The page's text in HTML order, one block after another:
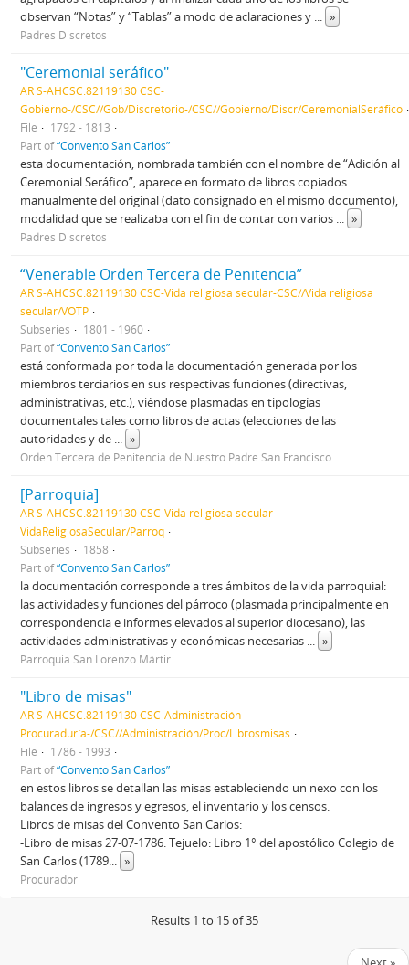
observan “Notas” y “Tablas” a modo de aclaraciones y ... »
Padres Discretos
"Ceremonial seráfico"
AR S-AHCSC.82119130 CSC-
Gobierno-/CSC//Gob/Discretorio-/CSC//Gobierno/Discr/CeremonialSeráfico
File
1792 - 1813
Part of“Convento San Carlos”
esta documentación, nombrada también con el nombre de “Adición al
Ceremonial Seráfico”, aparece en formato de libros copiados
manualmente del original (dato consignado en el mismo documento),
modalidad que se realizaba con el fin de contar con varios ... »
Padres Discretos
“Venerable Orden Tercera de Penitencia”
AR S-AHCSC.82119130 CSC-Vida religiosa secular-CSC//Vida religiosa
secular/VOTP
Subseries
1801 - 1960
Part of“Convento San Carlos”
está conformada por toda la documentación generada por los
miembros terciarios en sus respectivas funciones (directivas,
administrativas, etc.), viéndose plasmadas en tipologías
documentales tales como libros de actas (elecciones de las
autoridades y de ... »
Orden Tercera de Penitencia de Nuestro Padre San Francisco
[Parroquia]
AR S-AHCSC.82119130 CSC-Vida religiosa secular-
VidaReligiosaSecular/Parroq
Subseries
1858
Part of“Convento San Carlos”
la documentación corresponde a tres ámbitos de la vida parroquial:
las actividades y funciones del párroco (plasmada principalmente en
correspondencia e informes elevados al superior diocesano), las
actividades administrativas y económicas necesarias ... »
Parroquia San Lorenzo Mártir
"Libro de misas"
AR S-AHCSC.82119130 CSC-Administración-
Procuraduría-/CSC//Administración/Proc/Librosmisas
File
1786 - 1993
Part of“Convento San Carlos”
en estos libros se detallan las misas estableciendo un nexo con los
balances de ingresos y egresos, el inventario y los censos.
Libros de misas del Convento San Carlos:
-Libro de misas 27-07-1786. Tejuelo: Libro 1° del apostólico Colegio de
San Carlos (1789... »
Procurador
Results 1 to 15 of 35